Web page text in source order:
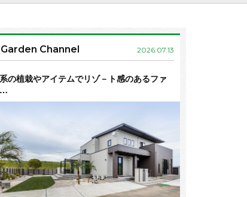
Garden Channel 2026.07.13
の植栽やアイテムでリゾ－ト感のあるファ